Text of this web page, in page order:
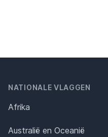
NATIONALE VLAGGEN
Afrika
Australië en Oceanië